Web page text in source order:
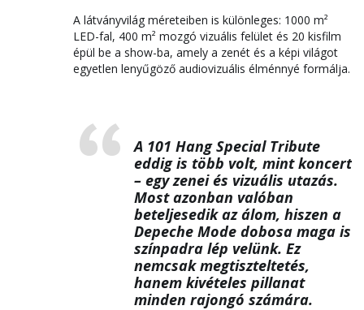
A látványvilág méreteiben is különleges: 1000 m²
LED-fal, 400 m² mozgó vizuális felület és 20 kisfilm
épül be a show-ba, amely a zenét és a képi világot
egyetlen lenyűgöző audiovizuális élménnyé formálja.
A 101 Hang Special Tribute
eddig is több volt, mint koncert
– egy zenei és vizuális utazás.
Most azonban valóban
beteljesedik az álom, hiszen a
Depeche Mode dobosa maga is
színpadra lép velünk. Ez
nemcsak megtiszteltetés,
hanem kivételes pillanat
minden rajongó számára.